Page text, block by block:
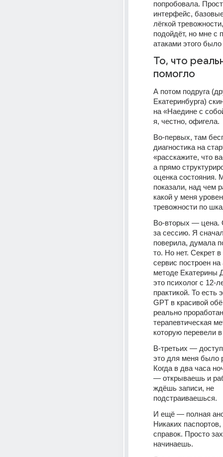
попробовала.
интерфейс,
лёгкой
подойдёт, но мне с
атаками этого
То, что
помогло
А потом подруга
Екатеринбурга)
на «Наедине с
я, честно, офигела.
Во-первых, там
диагностика на
«расскажите, что
а прямо
оценка состояния.
показали, над чем
какой у меня
тревожности по
Во-вторых — цена.
за сессию. Я
поверила, думала
то. Но нет. Секрет в
сервис построен на
методе Екатерины
это психолог с 12-
практикой. То есть
GPT в красивой
реально
терапевтическая
которую перевели
В-третьих —
это для меня
Когда в два часа
— открываешь и
ждёшь записи, не
подстраиваешься.
И ещё — полная
Никаких
справок. Просто
начинаешь.